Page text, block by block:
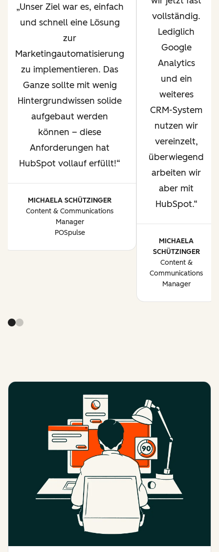
Unser Ziel war es, einfach
und schnell eine Lösung
zur
Marketingautomatisierung
zu implementieren. Das
Ganze sollte mit wenig
Hintergrundwissen solide
aufgebaut werden
können – diese
Anforderungen hat
HubSpot vollauf erfüllt!
MICHAELA SCHÜTZINGER
Content & Communications
Manager
POSpulse
vollständig.
Lediglich
Google
Analytics
und ein
weiteres
CRM-System
nutzen wir
vereinzelt,
überwiegend
arbeiten wir
aber mit
HubSpot.
MICHAELA
SCHÜTZINGER
Content &
Communications
Manager